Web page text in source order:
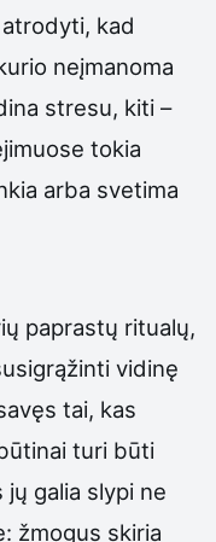
kad
neįmanoma
stresu, kiti –
tokia
arba svetima
paprastų ritualų,
vidinę
tai, kas
turi būti
galia slypi ne
žmogus skiria